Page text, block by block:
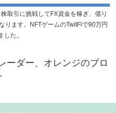
取引に挑戦してFX資金を稼ぎ、億り
ります。NFTゲームのTwitFiで90万円
した。
ーダー、オレンジのブロ